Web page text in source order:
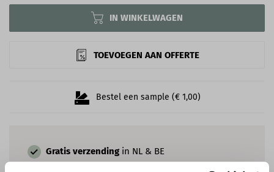
Gratis verzending in NL & BE
Bestel een sample (€ 1,00)
IN WINKELWAGEN
TOEVOEGEN AAN OFFERTE